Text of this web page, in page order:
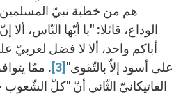
هم من خطبة نبيّ
الوداع، قائلا: "يا أيّها النّاس،
أباكم واحد، ألا لا فضل لعربيّ
على أسود إلاّ بالتّقوى" [3]
. ممّا
الفاتيكانيّ الثّاني أنّ "كلّ